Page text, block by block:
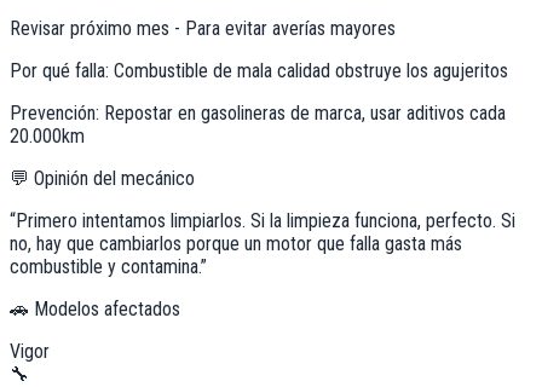
Revisar próximo mes - Para evitar averías mayores
Por qué falla: Combustible de mala calidad obstruye los agujeritos
Prevención: Repostar en gasolineras de marca, usar aditivos cada
20.000km
💬 Opinión del mecánico
“Primero intentamos limpiarlos. Si la limpieza funciona, perfecto. Si
no, hay que cambiarlos porque un motor que falla gasta más
combustible y contamina.”
🚗 Modelos afectados
Vigor
🔧